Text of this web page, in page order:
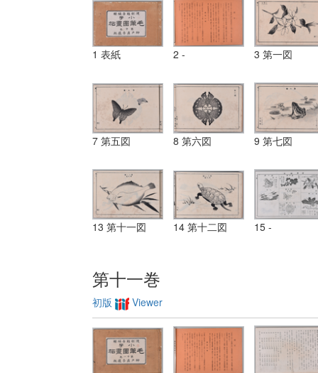
1 表紙 2 - 3 第一図
7 第五図 8 第六図 9 第七図
13 第十一図 14 第十二図 15 -
第十一巻
初版 Viewer